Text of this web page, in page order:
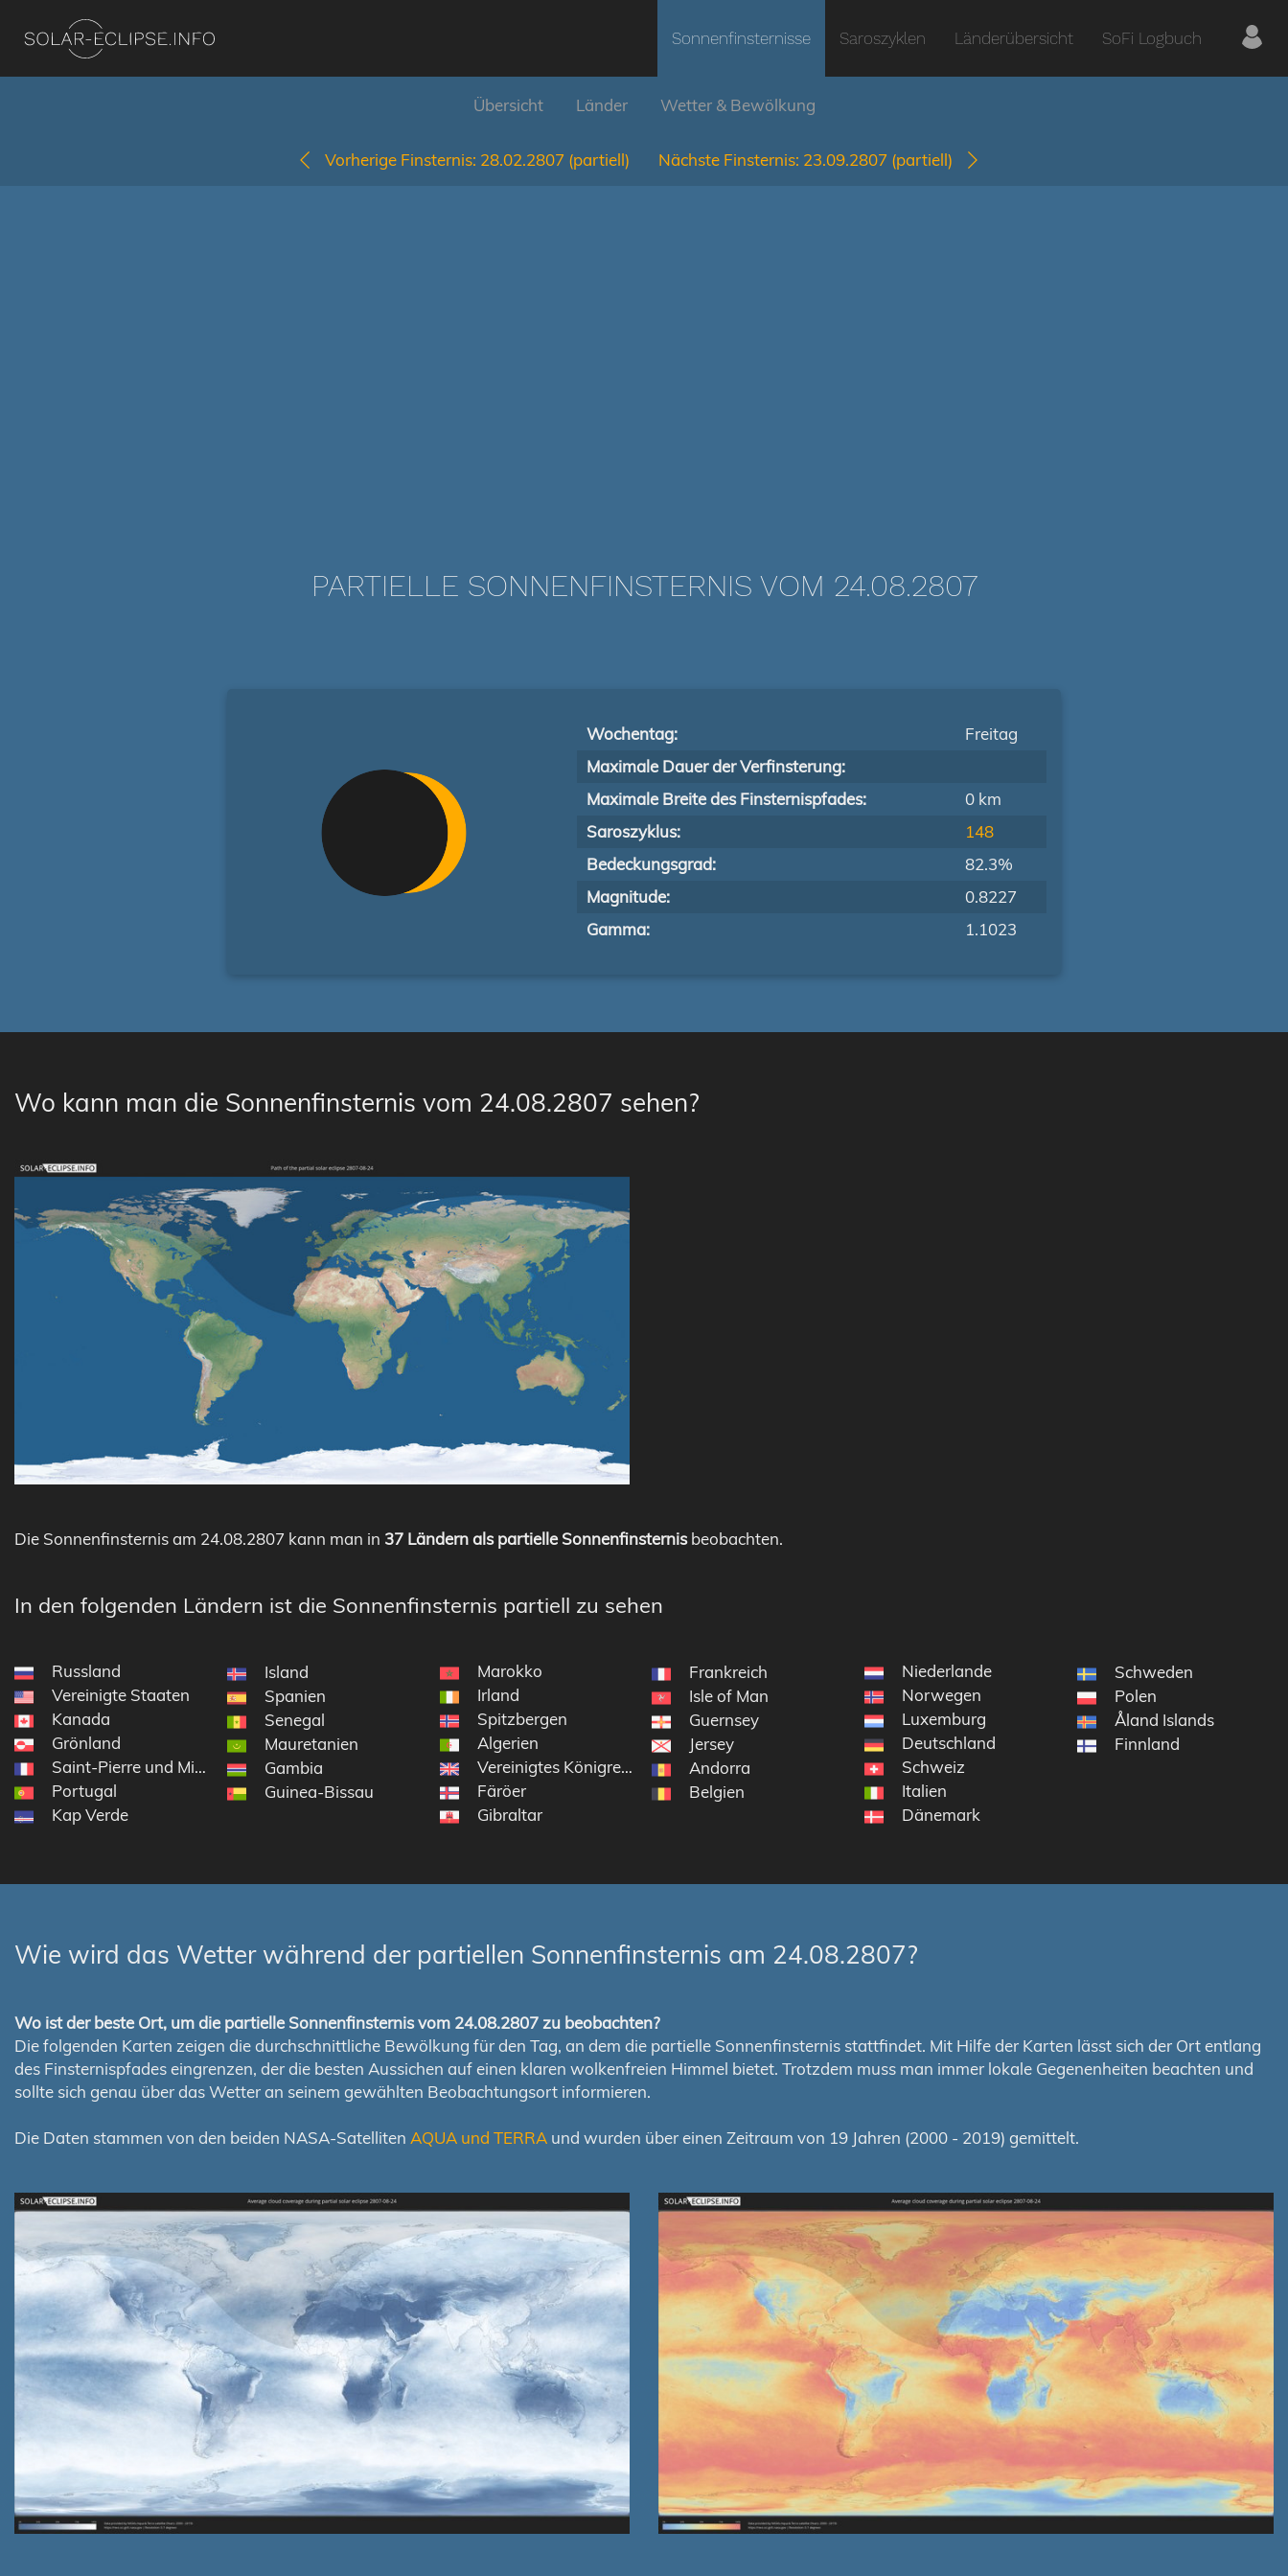
Sonnenfinsternisse Saroszyklen Länderübersicht SoFi Logbuch
Übersicht Länder Wetter & Bewölkung
Vorherige Finsternis: 28.02.2807 (partiell) Nächste Finsternis: 23.09.2807 (partiell)
PARTIELLE SONNENFINSTERNIS VOM 24.08.2807
Wochentag:
Freitag
Maximale Dauer der Verfinsterung:
Maximale Breite des Finsternispfades:
0 km
Saroszyklus:
148
Bedeckungsgrad:
82.3%
Magnitude:
0.8227
Gamma:
1.1023
Wo kann man die Sonnenfinsternis vom 24.08.2807 sehen?
Die Sonnenfinsternis am 24.08.2807 kann man in 37 Ländern als partielle Sonnenfinsternisbeobachten.
In den folgenden Ländern ist die Sonnenfinsternis partiell zu sehen
Russland
Vereinigte Staaten
Kanada
Grönland
Saint-Pierre und Miquelon
Portugal
Kap Verde
Island
Spanien
Senegal
Mauretanien
Gambia
Guinea-Bissau
Marokko
Irland
Spitzbergen
Algerien
Vereinigtes Königreich
Färöer
Gibraltar
Frankreich
Isle of Man
Guernsey
Jersey
Andorra
Belgien
Niederlande
Norwegen
Luxemburg
Deutschland
Schweiz
Italien
Dänemark
Schweden
Polen
Åland Islands
Finnland
Wie wird das Wetter während der partiellen Sonnenfinsternis am 24.08.2807?
Wo ist der beste Ort, um die partielle Sonnenfinsternis vom 24.08.2807 zu beobachten?
Die folgenden Karten zeigen die durchschnittliche Bewölkung für den Tag, an dem die partielle Sonnenfinsternis stattfindet. Mit Hilfe der Karten lässt sich der Ort entlang
des Finsternispfades eingrenzen, der die besten Aussichen auf einen klaren wolkenfreien Himmel bietet. Trotzdem muss man immer lokale Gegenenheiten beachten und
sollte sich genau über das Wetter an seinem gewählten Beobachtungsort informieren.
Die Daten stammen von den beiden NASA-Satelliten AQUA und TERRA und wurden über einen Zeitraum von 19 Jahren (2000 - 2019) gemittelt.